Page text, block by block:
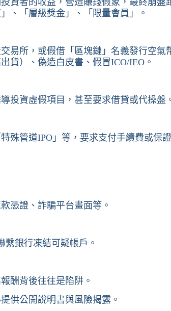
資者的收益，營造賺錢假象，最終崩盤
、「層級獎金」、「限量會員」。
易所，或假借「區塊鏈」名義發行空氣
貨）、偽造白皮書、假冒ICO/IEO。
投資虛假項目，甚至要求借貸或代操盤
殊管道IPO」等，要求支付手續費或保證
憑證、詐騙平台畫面等。
繫銀行凍結可疑帳戶。
酬背後往往是陷阱。
供公開說明書與風險揭露。